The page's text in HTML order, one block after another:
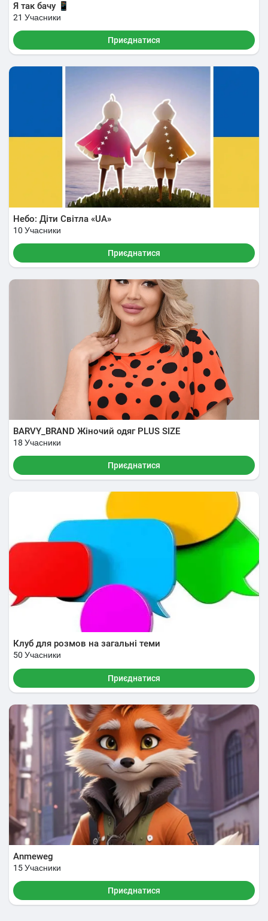
Я так бачу 📱
21 Учасники
Приєднатися
Небо: Діти Світла «UA»
10 Учасники
Приєднатися
BARVY_BRAND Жіночий одяг PLUS SIZE
18 Учасники
Приєднатися
Клуб для розмов на загальні теми
50 Учасники
Приєднатися
Anmeweg
15 Учасники
Приєднатися